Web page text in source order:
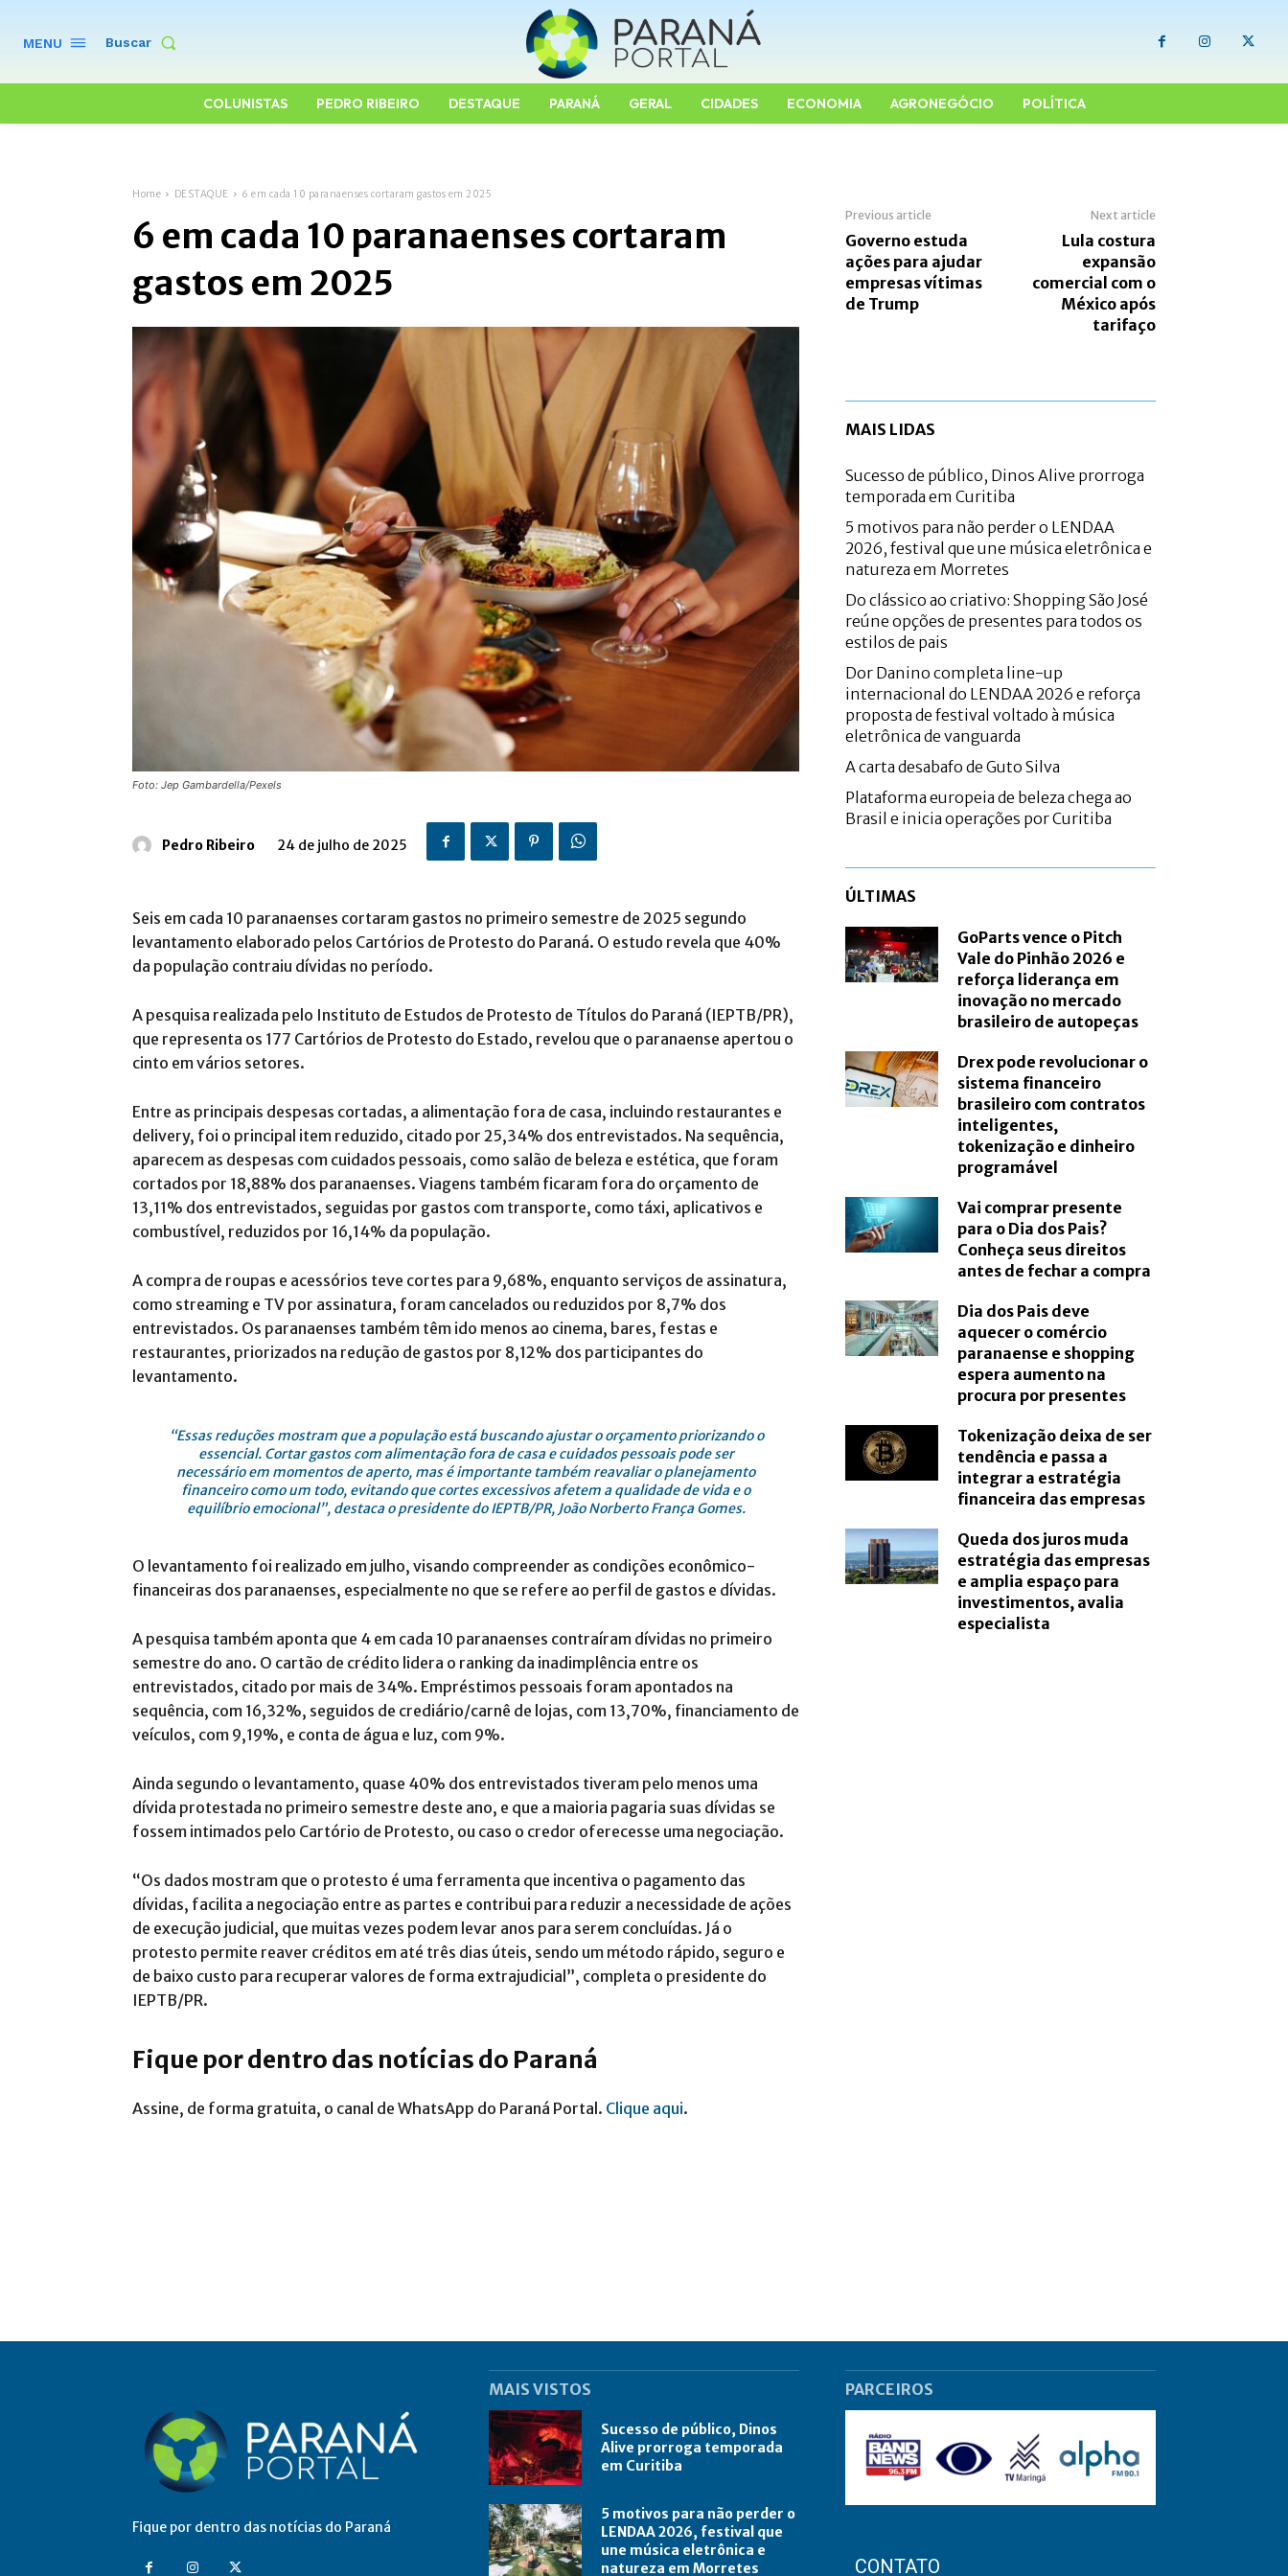
MENU Buscar
COLUNISTAS PEDRO RIBEIRO DESTAQUE PARANÁ GERAL CIDADES ECONOMIA AGRONEGÓCIO POLÍTICA
Home DESTAQUE 6 em cada 10 paranaenses cortaram gastos em 2025
6 em cada 10 paranaenses cortaram
gastos em 2025
Foto: Jep Gambardella/Pexels
Pedro Ribeiro 24 de julho de 2025
Seis em cada 10 paranaenses cortaram gastos no primeiro semestre de 2025 segundo
levantamento elaborado pelos Cartórios de Protesto do Paraná. O estudo revela que 40%
da população contraiu dívidas no período.
A pesquisa realizada pelo Instituto de Estudos de Protesto de Títulos do Paraná (IEPTB/PR),
que representa os 177 Cartórios de Protesto do Estado, revelou que o paranaense apertou o
cinto em vários setores.
Entre as principais despesas cortadas, a alimentação fora de casa, incluindo restaurantes e
delivery, foi o principal item reduzido, citado por 25,34% dos entrevistados. Na sequência,
aparecem as despesas com cuidados pessoais, como salão de beleza e estética, que foram
cortados por 18,88% dos paranaenses. Viagens também ficaram fora do orçamento de
13,11% dos entrevistados, seguidas por gastos com transporte, como táxi, aplicativos e
combustível, reduzidos por 16,14% da população.
A compra de roupas e acessórios teve cortes para 9,68%, enquanto serviços de assinatura,
como streaming e TV por assinatura, foram cancelados ou reduzidos por 8,7% dos
entrevistados. Os paranaenses também têm ido menos ao cinema, bares, festas e
restaurantes, priorizados na redução de gastos por 8,12% dos participantes do
levantamento.
“Essas reduções mostram que a população está buscando ajustar o orçamento priorizando o
essencial. Cortar gastos com alimentação fora de casa e cuidados pessoais pode ser
necessário em momentos de aperto, mas é importante também reavaliar o planejamento
financeiro como um todo, evitando que cortes excessivos afetem a qualidade de vida e o
equilíbrio emocional”, destaca o presidente do IEPTB/PR, João Norberto França Gomes.
O levantamento foi realizado em julho, visando compreender as condições econômico-
financeiras dos paranaenses, especialmente no que se refere ao perfil de gastos e dívidas.
A pesquisa também aponta que 4 em cada 10 paranaenses contraíram dívidas no primeiro
semestre do ano. O cartão de crédito lidera o ranking da inadimplência entre os
entrevistados, citado por mais de 34%. Empréstimos pessoais foram apontados na
sequência, com 16,32%, seguidos de crediário/carnê de lojas, com 13,70%, financiamento de
veículos, com 9,19%, e conta de água e luz, com 9%.
Ainda segundo o levantamento, quase 40% dos entrevistados tiveram pelo menos uma
dívida protestada no primeiro semestre deste ano, e que a maioria pagaria suas dívidas se
fossem intimados pelo Cartório de Protesto, ou caso o credor oferecesse uma negociação.
“Os dados mostram que o protesto é uma ferramenta que incentiva o pagamento das
dívidas, facilita a negociação entre as partes e contribui para reduzir a necessidade de ações
de execução judicial, que muitas vezes podem levar anos para serem concluídas. Já o
protesto permite reaver créditos em até três dias úteis, sendo um método rápido, seguro e
de baixo custo para recuperar valores de forma extrajudicial”, completa o presidente do
IEPTB/PR.
Fique por dentro das notícias do Paraná
Assine, de forma gratuita, o canal de WhatsApp do Paraná Portal. Clique aqui.
Previous article
Governo estuda
ações para ajudar
empresas vítimas
de Trump
Next article
Lula costura
expansão
comercial com o
México após
tarifaço
MAIS LIDAS
Sucesso de público, Dinos Alive prorroga
temporada em Curitiba
5 motivos para não perder o LENDAA
2026, festival que une música eletrônica e
natureza em Morretes
Do clássico ao criativo: Shopping São José
reúne opções de presentes para todos os
estilos de pais
Dor Danino completa line-up
internacional do LENDAA 2026 e reforça
proposta de festival voltado à música
eletrônica de vanguarda
A carta desabafo de Guto Silva
Plataforma europeia de beleza chega ao
Brasil e inicia operações por Curitiba
ÚLTIMAS
GoParts vence o Pitch
Vale do Pinhão 2026 e
reforça liderança em
inovação no mercado
brasileiro de autopeças
Drex pode revolucionar o
sistema financeiro
brasileiro com contratos
inteligentes,
tokenização e dinheiro
programável
Vai comprar presente
para o Dia dos Pais?
Conheça seus direitos
antes de fechar a compra
Dia dos Pais deve
aquecer o comércio
paranaense e shopping
espera aumento na
procura por presentes
Tokenização deixa de ser
tendência e passa a
integrar a estratégia
financeira das empresas
Queda dos juros muda
estratégia das empresas
e amplia espaço para
investimentos, avalia
especialista
Fique por dentro das notícias do Paraná
MAIS VISTOS
Sucesso de público, Dinos
Alive prorroga temporada
em Curitiba
5 motivos para não perder o
LENDAA 2026, festival que
une música eletrônica e
natureza em Morretes
PARCEIROS
CONTATO